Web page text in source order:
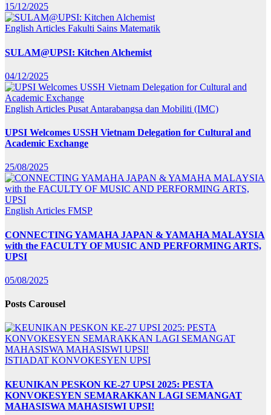
15/12/2025
English Articles Fakulti Sains Matematik
SULAM@UPSI: Kitchen Alchemist
04/12/2025
English Articles Pusat Antarabangsa dan Mobiliti (IMC)
UPSI Welcomes USSH Vietnam Delegation for Cultural and
Academic Exchange
25/08/2025
English Articles FMSP
CONNECTING YAMAHA JAPAN & YAMAHA MALAYSIA
with the FACULTY OF MUSIC AND PERFORMING ARTS,
UPSI
05/08/2025
Posts Carousel
ISTIADAT KONVOKESYEN UPSI
KEUNIKAN PESKON KE-27 UPSI 2025: PESTA
KONVOKESYEN SEMARAKKAN LAGI SEMANGAT
MAHASISWA MAHASISWI UPSI!